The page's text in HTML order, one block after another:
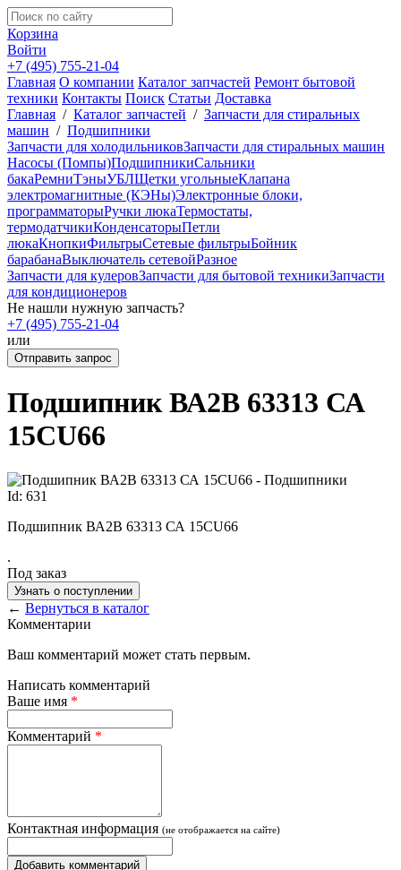
Корзина
Войти
+7 (495) 755-21-04
Главная О компании Каталог запчастей Ремонт бытовой
техники Контакты Поиск Статьи Доставка
Главная / Каталог запчастей / Запчасти для стиральных
машин / Подшипники
Запчасти для холодильниковЗапчасти для стиральных машин
Насосы (Помпы)ПодшипникиСальники
бакаРемниТэныУБЛЩетки угольныеКлапана
электромагнитные (КЭНы)Электронные блоки,
программаторыРучки люкаТермостаты,
термодатчикиКонденсаторыПетли
люкаКнопкиФильтрыСетевые фильтрыБойник
барабанаВыключатель сетевойРазное
Запчасти для кулеровЗапчасти для бытовой техникиЗапчасти
для кондиционеров
Не нашли нужную запчасть?
+7 (495) 755-21-04
или
Отправить запрос
Подшипник ВА2В 63313 СА
15CU66
Id: 631
Подшипник ВА2В 63313 СА 15CU66
.
Под заказ
Узнать о поступлении
← Вернуться в каталог
Комментарии
Ваш комментарий может стать первым.
Написать комментарий
Ваше имя *
Комментарий *
Контактная информация (не отображается на сайте)